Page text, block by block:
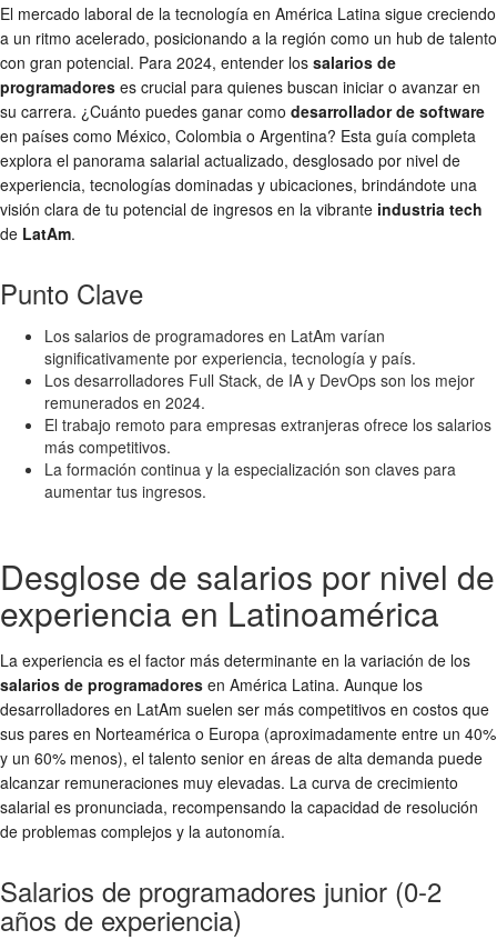
El mercado laboral de la tecnología en América Latina sigue creciendo
a un ritmo acelerado, posicionando a la región como un hub de talento
con gran potencial. Para 2024, entender los salarios de
programadores es crucial para quienes buscan iniciar o avanzar en
su carrera. ¿Cuánto puedes ganar como desarrollador de software
en países como México, Colombia o Argentina? Esta guía completa
explora el panorama salarial actualizado, desglosado por nivel de
experiencia, tecnologías dominadas y ubicaciones, brindándote una
visión clara de tu potencial de ingresos en la vibrante industria tech
de LatAm.
Punto Clave
Los salarios de programadores en LatAm varían
significativamente por experiencia, tecnología y país.
Los desarrolladores Full Stack, de IA y DevOps son los mejor
remunerados en 2024.
El trabajo remoto para empresas extranjeras ofrece los salarios
más competitivos.
La formación continua y la especialización son claves para
aumentar tus ingresos.
Desglose de salarios por nivel de
experiencia en Latinoamérica
La experiencia es el factor más determinante en la variación de los
salarios de programadores en América Latina. Aunque los
desarrolladores en LatAm suelen ser más competitivos en costos que
sus pares en Norteamérica o Europa (aproximadamente entre un 40%
y un 60% menos), el talento senior en áreas de alta demanda puede
alcanzar remuneraciones muy elevadas. La curva de crecimiento
salarial es pronunciada, recompensando la capacidad de resolución
de problemas complejos y la autonomía.
Salarios de programadores junior (0-2
años de experiencia)